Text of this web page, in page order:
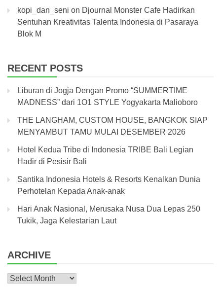
kopi_dan_seni on Djournal Monster Cafe Hadirkan
Sentuhan Kreativitas Talenta Indonesia di Pasaraya
Blok M
RECENT POSTS
Liburan di Jogja Dengan Promo “SUMMERTIME
MADNESS” dari 1O1 STYLE Yogyakarta Malioboro
THE LANGHAM, CUSTOM HOUSE, BANGKOK SIAP
MENYAMBUT TAMU MULAI DESEMBER 2026
Hotel Kedua Tribe di Indonesia TRIBE Bali Legian
Hadir di Pesisir Bali
Santika Indonesia Hotels & Resorts Kenalkan Dunia
Perhotelan Kepada Anak-anak
Hari Anak Nasional, Merusaka Nusa Dua Lepas 250
Tukik, Jaga Kelestarian Laut
ARCHIVE
Archive